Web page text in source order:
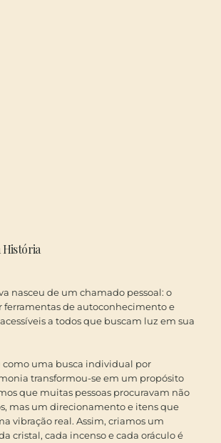
História
nasceu de um chamado pessoal: o
ferramentas de autoconhecimento e
a todos que buscam luz em sua
como uma busca individual por
transformou-se em um propósito
que muitas pessoas procuravam não
mas um direcionamento e itens que
vibração real. Assim, criamos um
cristal, cada incenso e cada oráculo é